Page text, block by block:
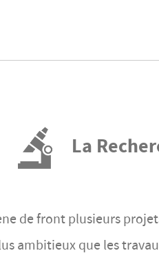
La
de front plusieurs
ambitieux que les